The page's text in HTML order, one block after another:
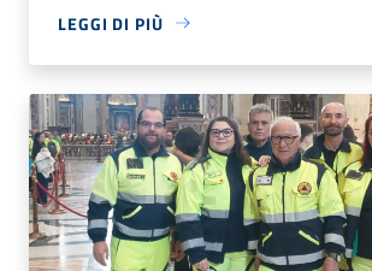
LEGGI DI PIÙ